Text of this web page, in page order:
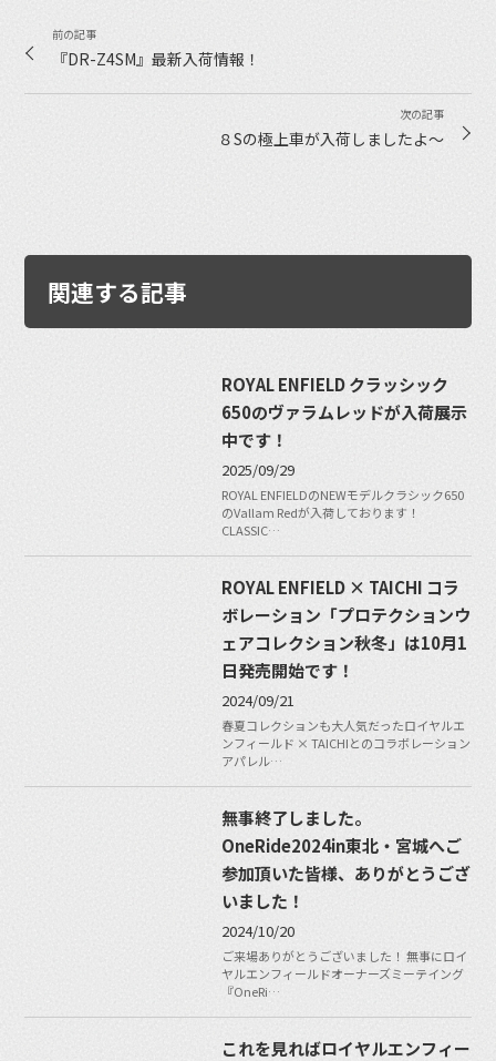
『DR-Z4SM』最新入荷情報！
８Sの極上車が入荷しましたよ〜
関連する記事
ROYAL ENFIELD クラッシック
650のヴァラムレッドが入荷展示
中です！
2025/09/29
ROYAL ENFIELDのNEWモデルクラシック650
のVallam Redが入荷しております！
CLASSIC…
ROYAL ENFIELD × TAICHI コラ
ボレーション「プロテクションウ
ェアコレクション秋冬」は10月1
日発売開始です！
2024/09/21
春夏コレクションも大人気だったロイヤルエ
ンフィールド × TAICHIとのコラボレーション
アパレル…
無事終了しました。
OneRide2024in東北・宮城へご
参加頂いた皆様、ありがとうござ
いました！
2024/10/20
ご来場ありがとうございました！ 無事にロイ
ヤルエンフィールドオーナーズミーテイング
『OneRi…
これを見ればロイヤルエンフィー